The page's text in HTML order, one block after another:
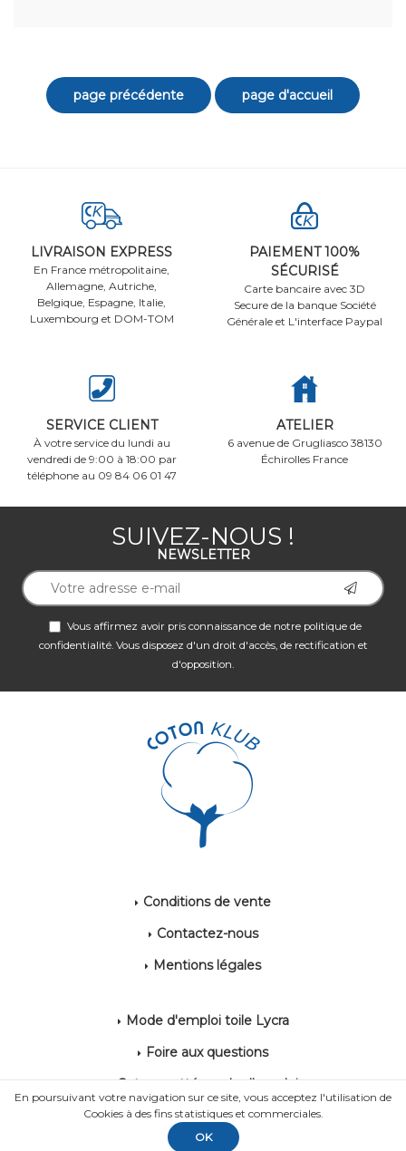
LIVRAISON EXPRESS
En France métropolitaine,
Allemagne, Autriche,
Belgique, Espagne, Italie,
Luxembourg et DOM-TOM
PAIEMENT 100%
SÉCURISÉ
Carte bancaire avec 3D
Secure de la banque Société
Générale et L'interface Paypal
SERVICE CLIENT
À votre service du lundi au
vendredi de 9:00 à 18:00 par
téléphone au 09 84 06 01 47
ATELIER
6 avenue de Grugliasco 38130
Échirolles France
SUIVEZ-NOUS !
NEWSLETTER
Vous affirmez avoir pris connaissance de notre politique de
confidentialité. Vous disposez d'un droit d'accès, de rectification et
d'opposition.
Conditions de vente
Contactez-nous
Mentions légales
Mode d'emploi toile Lycra
Foire aux questions
Coton gratté mode d'emploi
POWERED BY YPROXIMITÉ / STORE FACTORY
En poursuivant votre navigation sur ce site, vous acceptez l'utilisation de
Cookies à des fins statistiques et commerciales.
OK